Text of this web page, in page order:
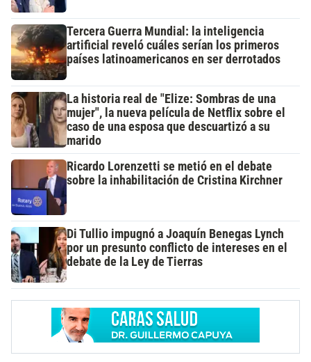
Tercera Guerra Mundial: la inteligencia
artificial reveló cuáles serían los primeros
países latinoamericanos en ser derrotados
La historia real de "Elize: Sombras de una
mujer", la nueva película de Netflix sobre el
caso de una esposa que descuartizó a su
marido
Ricardo Lorenzetti se metió en el debate
sobre la inhabilitación de Cristina Kirchner
Di Tullio impugnó a Joaquín Benegas Lynch
por un presunto conflicto de intereses en el
debate de la Ley de Tierras